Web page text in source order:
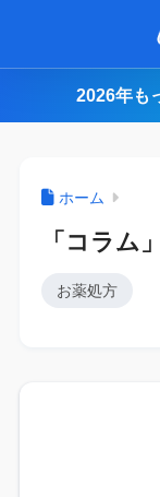
2026年も
ホーム
「コラム
お薬処方